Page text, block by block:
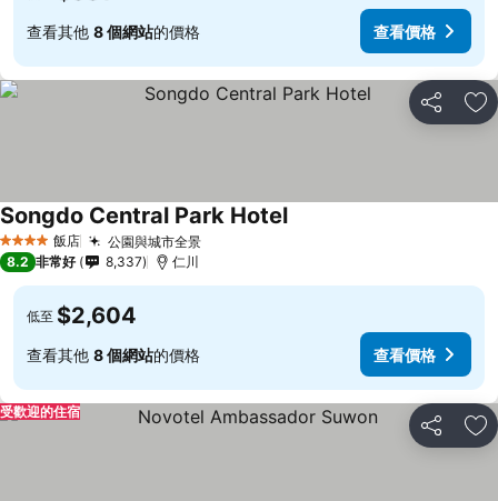
查看其他 8 個網站的價格 查看價格
分享 加
4 星級 飯店 公園與城市全景
Songdo Central Park Hotel
8.2 非常好 8,337 仁川
低至 $2,604
查看其他 8 個網站的價格 查看價格
分享 加
受歡迎的住宿